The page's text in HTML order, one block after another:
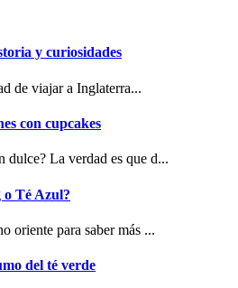
y curiosidades
de viajar a Inglaterra...
con cupcakes
dulce? La verdad es que d...
o Té Azul?
oriente para saber más ...
del té verde